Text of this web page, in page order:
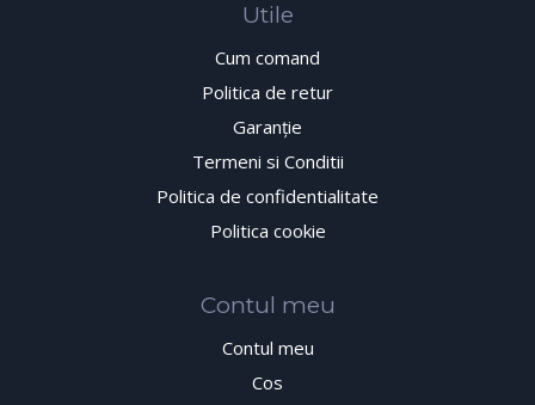
Utile
Cum comand
Politica de retur
Garanţie
Termeni si Conditii
Politica de confidentialitate
Politica cookie
Contul meu
Contul meu
Cos